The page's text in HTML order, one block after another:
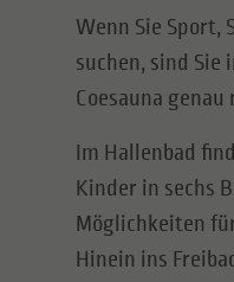
Wenn Sie Sport,
suchen, sind Sie
Coesauna
Im Hallenbad
Kinder in sechs
Möglichkeiten
Hinein ins